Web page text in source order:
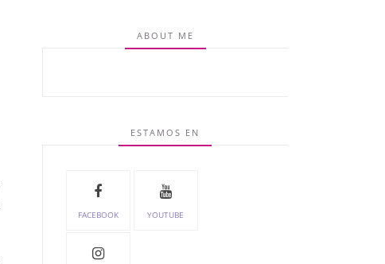
ABOUT ME
ESTAMOS EN
FACEBOOK YOUTUBE